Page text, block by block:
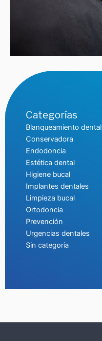
Categorías
Blanqueamiento dental
Conservadora
Endodoncia
Estética dental
Higiene bucal
Implantes dentales
Limpieza bucal
Ortodoncia
Prevención
Urgencias dentales
Sin categoria